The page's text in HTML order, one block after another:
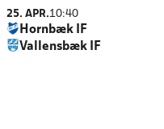
25. APR.10:40
Hornbæk IF
Vallensbæk IF